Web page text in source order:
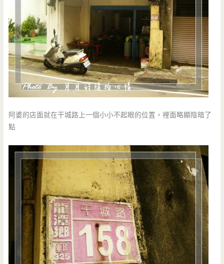
阿婆的店面就在干城路上一個小小不起眼的位置，裡面略顯陰暗了
點